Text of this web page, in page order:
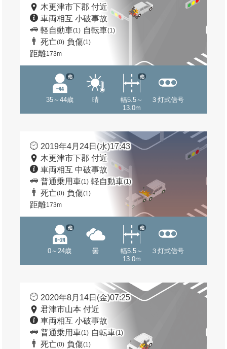
木更津市下郡 付近
車両相互 小破事故
軽自動車(1) 自転車(1)
死亡(0) 負傷(1)
距離173m
35～44歳
他
晴
幅5.5～
13.0m
他
３灯式信号
2019年4月24日(水)17:43
木更津市下郡 付近
車両相互 中破事故
普通乗用車(1) 軽自動車(1)
死亡(0) 負傷(1)
距離173m
0～24歳
他
曇
幅5.5～
13.0m
他
３灯式信号
2020年8月14日(金)07:25
君津市山本 付近
車両相互 小破事故
普通乗用車(1) 自転車(1)
死亡(0) 負傷(1)